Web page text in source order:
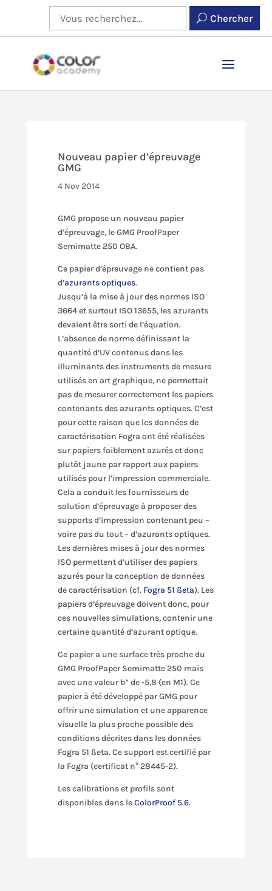
Chercher
Nouveau papier d’épreuvage
GMG
4 Nov 2014
GMG propose un nouveau papier
d’épreuvage, le GMG ProofPaper
Semimatte 250 OBA.
Ce papier d’épreuvage ne contient pas
d’azurants optiques.
Jusqu’à la mise à jour des normes ISO
3664 et surtout ISO 13655, les azurants
devaient être sorti de l’équation.
L’absence de norme définissant la
quantité d’UV contenus dans les
illuminants des instruments de mesure
utilisés en art graphique, ne permettait
pas de mesurer correctement les papiers
contenants des azurants optiques. C’est
pour cette raison que les données de
caractérisation Fogra ont été réalisées
sur papiers faiblement azurés et donc
plutôt jaune par rapport aux papiers
utilisés pour l’impression commerciale.
Cela a conduit les fournisseurs de
solution d’épreuvage à proposer des
supports d’impression contenant peu –
voire pas du tout – d’azurants optiques.
Les dernières mises à jour des normes
ISO permettent d’utiliser des papiers
azurés pour la conception de données
de caractérisation (cf. Fogra 51 ßeta). Les
papiers d’épreuvage doivent donc, pour
ces nouvelles simulations, contenir une
certaine quantité d’azurant optique.
Ce papier a une surface très proche du
GMG ProofPaper Semimatte 250 mais
avec une valeur b* de -5,8 (en M1). Ce
papier à été développé par GMG pour
offrir une simulation et une apparence
visuelle la plus proche possible des
conditions décrites dans les données
Fogra 51 ßeta. Ce support est certifié par
la Fogra (certificat n° 28445-2).
Les calibrations et profils sont
disponibles dans leColorProof 5.6.